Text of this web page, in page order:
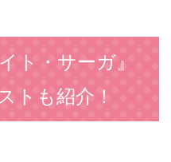
ト・サーガ』
トも紹介！